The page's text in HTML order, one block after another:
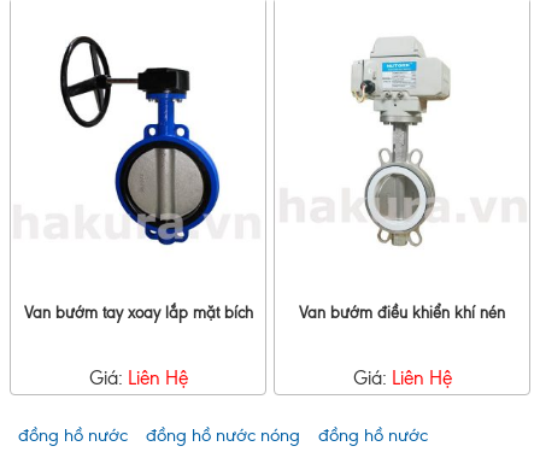
Van bướm tay xoay lắp mặt bích
Giá: Liên Hệ
Van bướm điều khiển khí nén
Giá: Liên Hệ
đồng hồ nước đồng hồ nước nóng
đồng hồ nước